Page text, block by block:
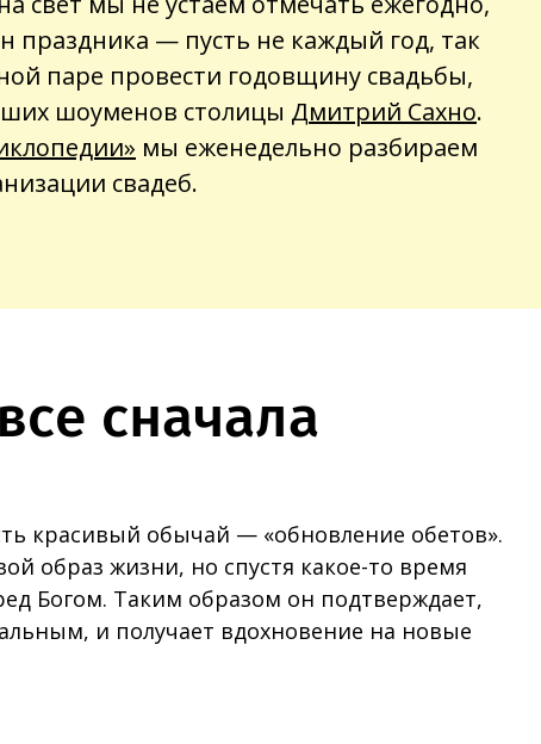
праздника — пусть не каждый год, так
паре провести годовщину свадьбы,
шоуменов столицы Дмитрий Сахно.
мы еженедельно разбираем
свадеб.
сначала
красивый обычай — «обновление обетов».
образ жизни, но спустя какое-то время
Богом. Таким образом он подтверждает,
и получает вдохновение на новые